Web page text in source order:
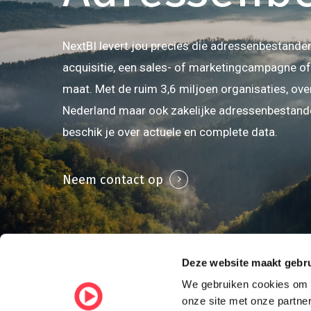
Deze website maakt
We gebruiken cookies
onze site met onze
NextBI levert jou precies die
acquisitie, een sales- of marketingcampagne
maat. Met de ruim 3,6 miljoen organisaties,
Nederland maar ook zakelijke
beschik je over actuele en complete data.
Neem contact op